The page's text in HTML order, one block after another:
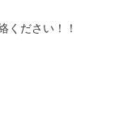
ください！！